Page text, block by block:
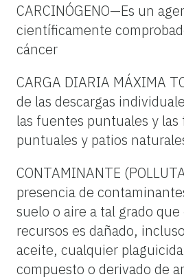
CARCINÓGENO—Es un
científicamente
cáncer
CARGA DIARIA MÁXIMA
de las descargas
las fuentes puntuales y
puntuales y patios
CONTAMINANTE
presencia de
suelo o aire a tal grado
recursos es dañado,
aceite, cualquier
compuesto o derivado de